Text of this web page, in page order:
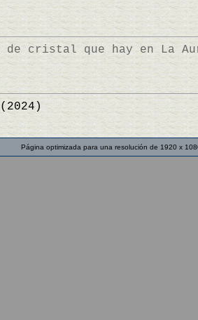
de cristal que hay en La
Página optimizada para una resolución de 1920 x